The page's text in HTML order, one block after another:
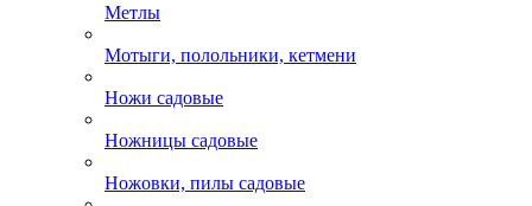
Метлы
Мотыги, полольники, кетмени
Ножи садовые
Ножницы садовые
Ножовки, пилы садовые